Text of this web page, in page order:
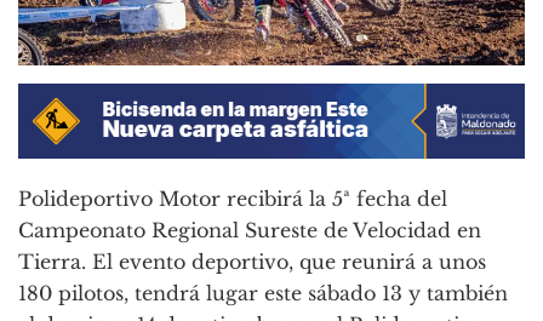
Polideportivo Motor recibirá la 5ª fecha del
Campeonato Regional Sureste de Velocidad en
Tierra. El evento deportivo, que reunirá a unos
180 pilotos, tendrá lugar este sábado 13 y también